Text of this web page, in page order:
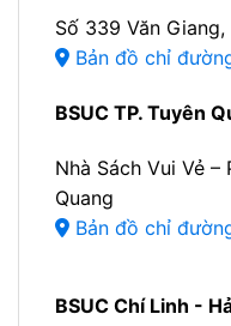
Số 339 Văn Giang,
Bản đồ chỉ
BSUC TP. Tuyên
Nhà Sách Vui Vẻ –
Quang
Bản đồ chỉ
BSUC Chí Linh -